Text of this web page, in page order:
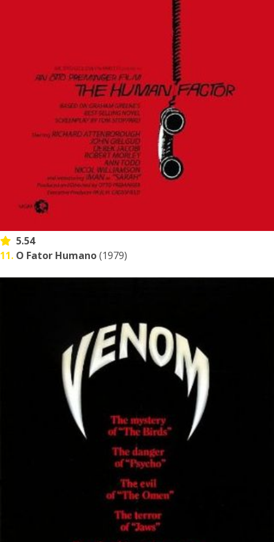
5.54
11. O Fator Humano(1979)